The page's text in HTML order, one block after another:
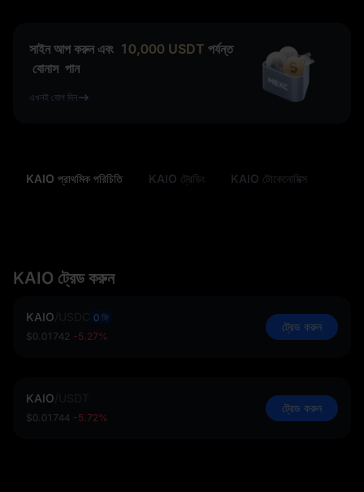
সাইন আপ করুন এবং 10,000 USDT পর্যন্ত
বোনাস পান
এখনই যোগ দিন
KAIO প্রাথমিক পরিচিতি KAIO ট্রেডিং KAIO টোকেনোমিক্স
KAIO ট্রেড করুন
KAIO
0 ফি
$0.01742 -5.27%
ট্রেড করুন
KAIO
$0.01744 -5.72%
ট্রেড করুন